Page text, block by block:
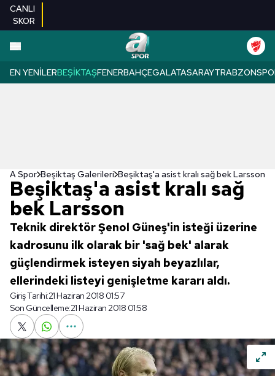
CANLI
SKOR
EN YENILERBEŞIKTAŞFENERBAHÇEGALATASARAY
A Spor Beşiktaş Galerileri Beşiktaş'a asist kralı sağ bek Larsson
Beşiktaş'a asist kralı sağ
bek Larsson
Teknik direktör Şenol Güneş'in isteği üzerine
kadrosunu ilk olarak bir 'sağ bek' alarak
güçlendirmek isteyen siyah beyazlılar,
ellerindeki listeyi genişletme kararı aldı.
Giriş Tarihi:21 Haziran 2018 01:57
Son Güncelleme:21 Haziran 2018 01:58